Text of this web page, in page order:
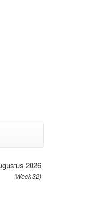
2026
(Week 32)